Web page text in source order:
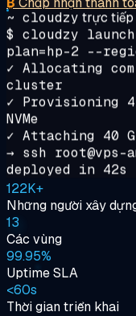
~ cloudzy trực tiếp
$ cloudzy launch
plan=hp-2 --
✓ Allocating
cluster
✓ Provisioning 4
NVMe
✓ Attaching 40
→ ssh root@vps-
deployed in 42s
122K+
Những người xây
13
Các vùng
99.95%
Uptime SLA
<60s
Thời gian triển khai